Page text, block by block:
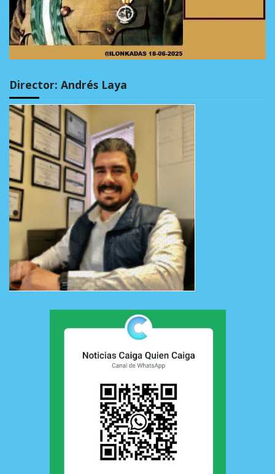
Director: Andrés Laya